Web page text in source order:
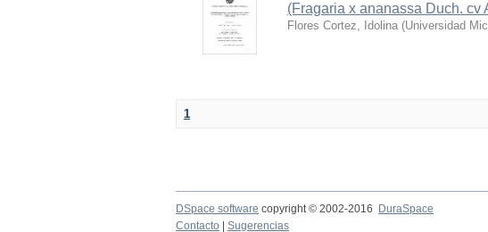
(Fragaria x ananassa Duch. cv
Flores Cortez, Idolina (Universidad
1
DSpace software copyright © 2002-2016 DuraSpace
Contacto
Sugerencias